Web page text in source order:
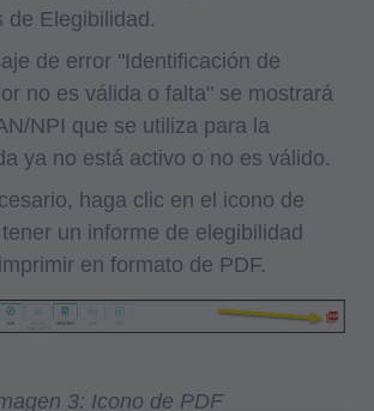
de Elegibilidad.
de error "Identificación de
no es válida o falta" se mostrará
NPI que se utiliza para la
ya no está activo o no es válido.
haga clic en el icono de
un informe de elegibilidad
en formato de PDF.
3: Icono de PDF